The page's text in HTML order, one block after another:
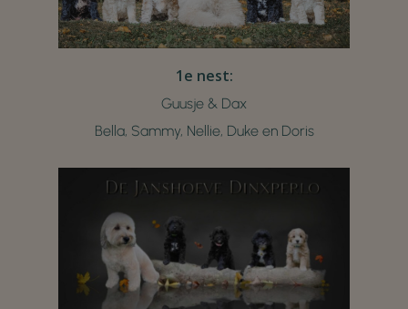
1e nest:
Guusje & Dax
Bella, Sammy, Nellie, Duke en Doris